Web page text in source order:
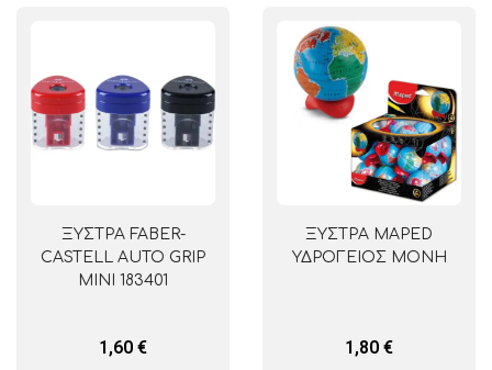
ΞΥΣΤΡΑ FABER-
CASTELL AUTO GRIP
MINI 183401
1,60 €
ΞΥΣΤΡΑ MAPED
ΥΔΡΟΓΕΙΟΣ ΜΟΝΗ
1,80 €